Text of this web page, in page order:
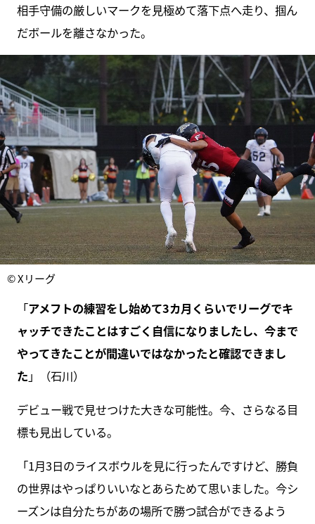
相手守備の厳しいマークを見極めて落下点へ走り、掴ん
だボールを離さなかった。
© Xリーグ
「アメフトの練習をし始めて3カ月くらいでリーグでキ
ャッチできたことはすごく自信になりましたし、今まで
やってきたことが間違いではなかったと確認できまし
た 」（石川）
デビュー戦で見せつけた大きな可能性。今、さらなる目
標も見出している。
「1月3日のライスボウルを見に行ったんですけど、勝負
の世界はやっぱりいいなとあらためて思いました。今シ
ーズンは自分たちがあの場所で勝つ試合ができるよう